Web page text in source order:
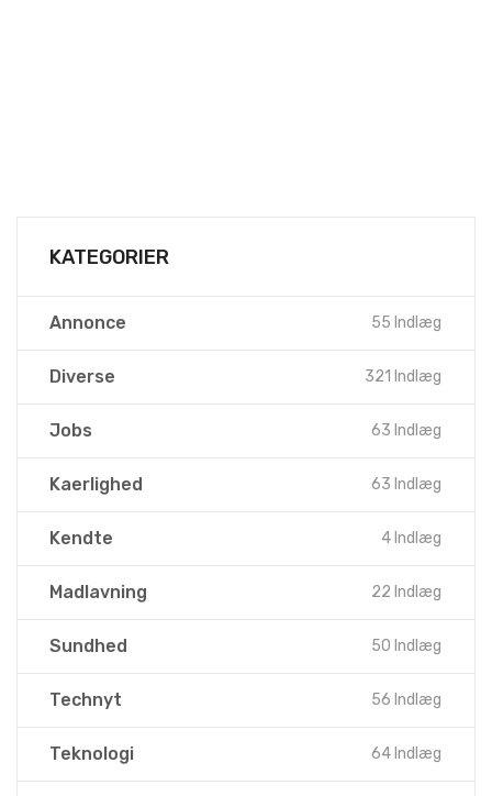
KATEGORIER
Annonce 55 Indlæg
Diverse 321 Indlæg
Jobs 63 Indlæg
Kaerlighed 63 Indlæg
Kendte 4 Indlæg
Madlavning 22 Indlæg
Sundhed 50 Indlæg
Technyt 56 Indlæg
Teknologi 64 Indlæg